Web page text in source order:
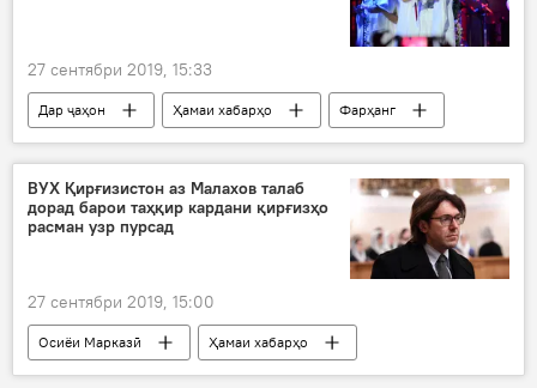
27 сентябри 2019, 15:33
Дар ҷаҳон Ҳамаи хабарҳо
Фарҳанг
Маскав
консерт Манижа Сангин
ВУХ Қирғизистон аз Малахов талаб
дорад барои таҳқир кардани қирғизҳо
расман узр пурсад
27 сентябри 2019, 15:00
Осиёи Марказӣ
Ҳамаи хабарҳо
Қирғизистон
Андрей Малахов